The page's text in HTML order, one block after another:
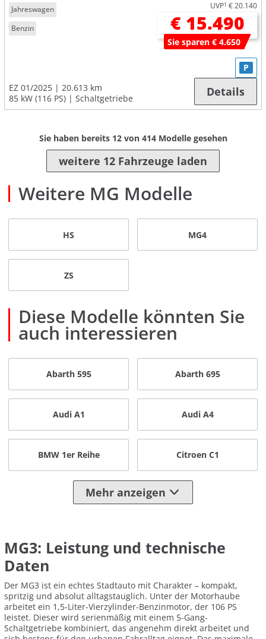
Jahreswagen
Benzin
UVP1 € 20.140
€ 15.490
Sie sparen € 4.650
EZ 01/2025
20.613 km
85 kW (116 PS)
Schaltgetriebe
P
Details
Sie haben bereits 12von 414Modelle gesehen
weitere 12 Fahrzeuge laden
Weitere MG Modelle
HS MG4
ZS
Diese Modelle könnten Sie
auch interessieren
Abarth 595 Abarth 695
Audi A1 Audi A4
BMW 1er Reihe Citroen C1
Mehr anzeigen
MG3: Leistung und technische
Daten
Der MG3 ist ein echtes Stadtauto mit Charakter – kompakt,
spritzig und absolut alltagstauglich. Unter der Motorhaube
arbeitet ein 1,5-Liter-Vierzylinder-Benzinmotor, der 106 PS
leistet. Dieser wird serienmäßig mit einem 5-Gang-
Schaltgetriebe kombiniert, das angenehm direkt arbeitet und